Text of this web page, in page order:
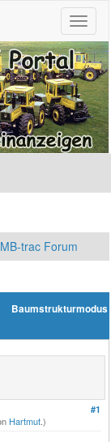
MB-trac Forum
Baumstrukturmodus
#1
Hartmut.)